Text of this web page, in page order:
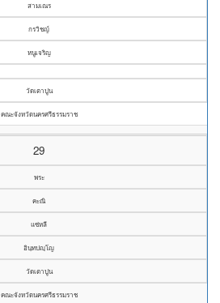
สามเณร
กรวิชญ์
หนูเจริญ
วัดเตาปูน
คณะจังหวัดนครศรีธรรมราช
29
พระ
คะณิ
แซ่หลี
อินฺทปญฺโญ
วัดเตาปูน
คณะจังหวัดนครศรีธรรมราช